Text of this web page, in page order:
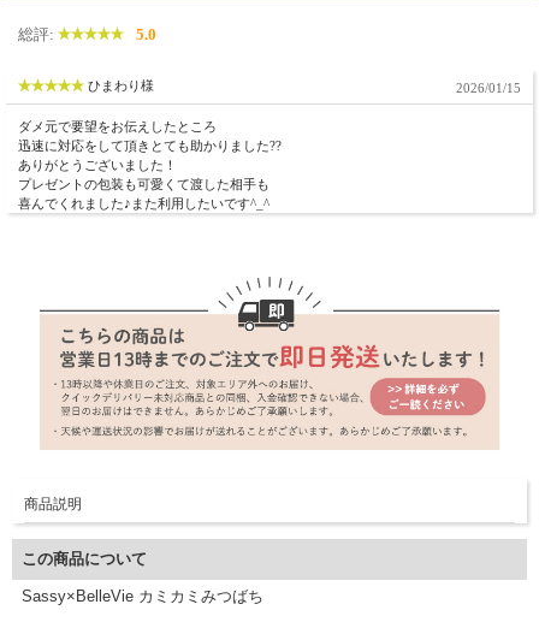
総評: 5.0
ひまわり様 2026/01/15
ダメ元で要望をお伝えしたところ
迅速に対応をして頂きとても助かりました??
ありがとうございました！
プレゼントの包装も可愛くて渡した相手も
喜んでくれました♪また利用したいです^_^
商品説明
この商品について
Sassy×BelleVie カミカミみつばち